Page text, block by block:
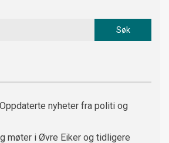
nyheter fra politi og
møter i Øvre Eiker og tidligere